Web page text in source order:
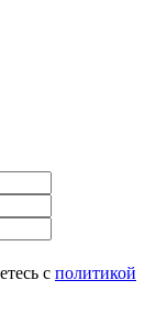
с политикой